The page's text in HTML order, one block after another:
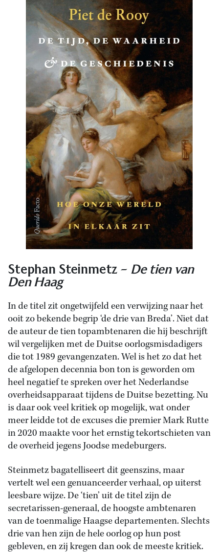
Stephan Steinmetz – De tien van
Den Haag
In de titel zit ongetwijfeld een verwijzing naar het
ooit zo bekende begrip ‘de drie van Breda’. Niet dat
de auteur de tien topambtenaren die hij beschrijft
wil vergelijken met de Duitse oorlogsmisdadigers
die tot 1989 gevangenzaten. Wel is het zo dat het
de afgelopen decennia bon ton is geworden om
heel negatief te spreken over het Nederlandse
overheidsapparaat tijdens de Duitse bezetting. Nu
is daar ook veel kritiek op mogelijk, wat onder
meer leidde tot de excuses die premier Mark Rutte
in 2020 maakte voor het ernstig tekortschieten van
de overheid jegens Joodse medeburgers.
Steinmetz bagatelliseert dit geenszins, maar
vertelt wel een genuanceerder verhaal, op uiterst
leesbare wijze. De ‘tien’ uit de titel zijn de
secretarissen-generaal, de hoogste ambtenaren
van de toenmalige Haagse departementen. Slechts
drie van hen zijn de hele oorlog op hun post
gebleven, en zij kregen dan ook de meeste kritiek.